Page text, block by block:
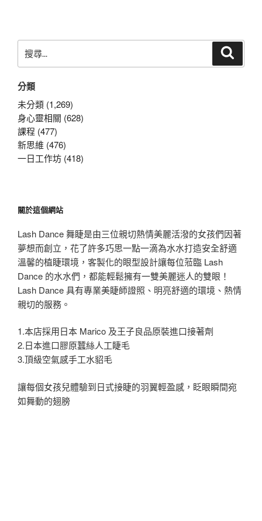
尋
鍵
字:
分類
未分類 (1,269)
身心靈相關 (628)
課程 (477)
新思維 (476)
一日工作坊 (418)
關於這個網站
Lash Dance 舞睫是由三位親切熱情美麗活潑的女孩們因著
夢想而創立，花了許多巧思一點一滴為水水打造安全舒適
溫馨的植睫環境，客製化的眼型設計讓每位蒞臨 Lash
Dance 的水水們，都能輕鬆擁有一雙美麗迷人的雙眼！
Lash Dance 具有專業美睫師證照、明亮舒適的環境、熱情
親切的服務。
1.本店採用日本 Marico 及王子良品原裝進口接著劑
2.日本進口膠原蠶絲人工睫毛
3.頂級空氣感手工水貂毛
讓每個女孩兒體驗到日式接睫的羽翼輕盈感，眨眼瞬間宛
如舞動的翅膀